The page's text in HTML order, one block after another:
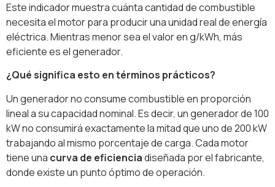
Este indicador muestra cuánta cantidad de combustible
necesita el motor para producir una unidad real de energía
eléctrica. Mientras menor sea el valor en g/kWh, más
eficiente es el generador.
¿Qué significa esto en términos prácticos?
Un generador no consume combustible en proporción
lineal a su capacidad nominal. Es decir, un generador de 100
kW no consumirá exactamente la mitad que uno de 200 kW
trabajando al mismo porcentaje de carga. Cada motor
tiene una curva de eficienciadiseñada por el fabricante,
donde existe un punto óptimo de operación.